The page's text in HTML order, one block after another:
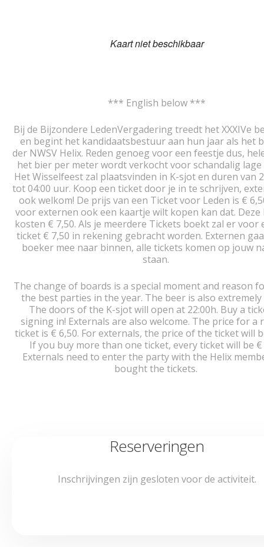
Kaart niet beschikbaar
*** English below ***
Bij de Bijzondere LedenVergadering treedt het XXXIVe
en begint het kandidaatsbestuur aan hun jaar als het
der NWSV Helix. Reden genoeg voor een feestje dus,
het bier per meter wordt verkocht voor schandalig lage
Het Wisselfeest zal plaatsvinden in K-sjot en duren van
tot 04:00 uur. Koop een ticket door je in te schrijven,
ook welkom! De prijs van een Ticket voor Leden is €
voor externen ook een kaartje wilt kopen kan dat. Deze
kosten € 7,50. Als je meerdere Tickets boekt zal er voor
ticket € 7,50 in rekening gebracht worden. Externen
boeker mee naar binnen, alle tickets komen op jouw
staan.
The change of boards is a special moment and reason
the best parties in the year. The beer is also extremely
The doors of the K-sjot will open at 22:00h. Buy a
signing in! Externals are also welcome. The price for a
ticket is € 6,50. For externals, the price of the ticket will
If you buy more than one ticket, every ticket will be €
Externals need to enter the party with the Helix
bought the tickets.
Reserveringen
Inschrijvingen zijn gesloten voor de activiteit.